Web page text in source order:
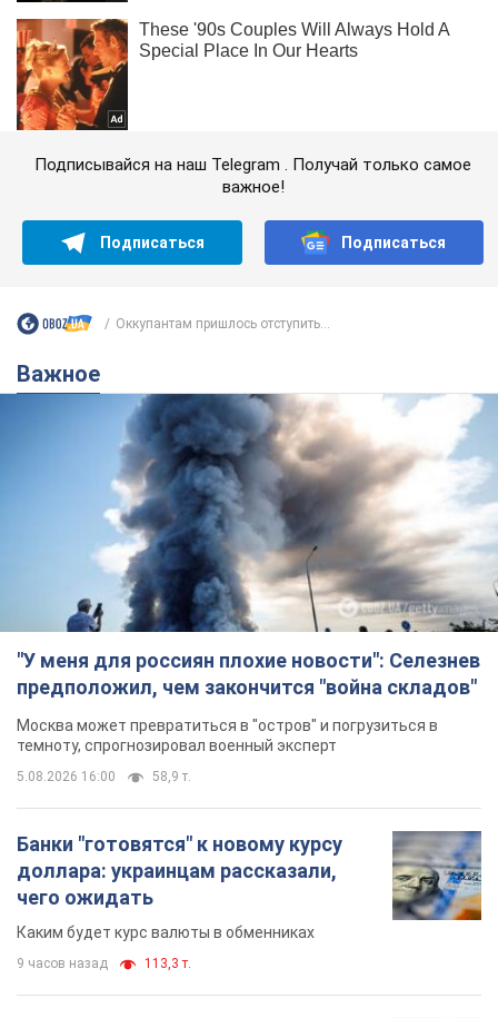
Подписывайся на наш Telegram . Получай только самое
важное!
Подписаться Подписаться
Оккупантам пришлось отступить...
Важное
"У меня для россиян плохие новости": Селезнев
предположил, чем закончится "война складов"
Москва может превратиться в "остров" и погрузиться в
темноту, спрогнозировал военный эксперт
5.08.2026 16:00 58,9 т.
Банки "готовятся" к новому курсу
доллара: украинцам рассказали,
чего ожидать
Каким будет курс валюты в обменниках
9 часов назад 113,3 т.